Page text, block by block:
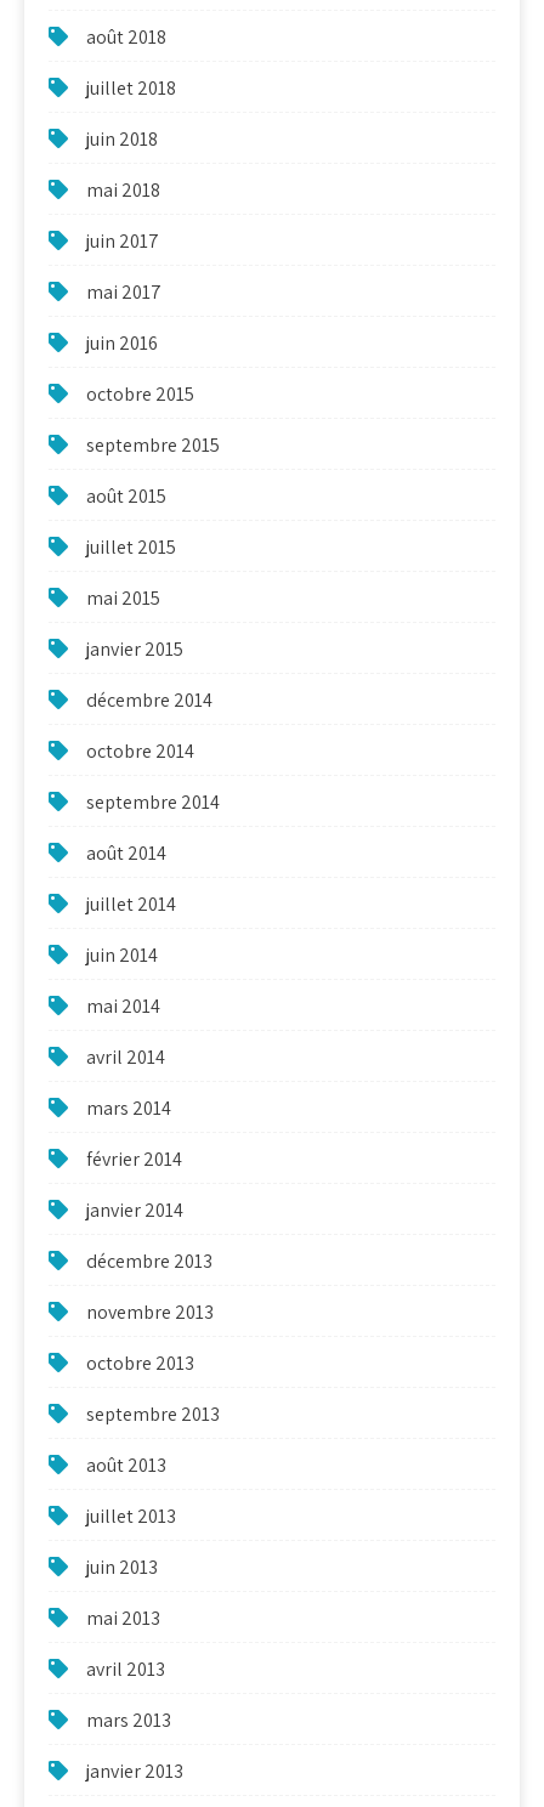
août 2018
juillet 2018
juin 2018
mai 2018
juin 2017
mai 2017
juin 2016
octobre 2015
septembre 2015
août 2015
juillet 2015
mai 2015
janvier 2015
décembre 2014
octobre 2014
septembre 2014
août 2014
juillet 2014
juin 2014
mai 2014
avril 2014
mars 2014
février 2014
janvier 2014
décembre 2013
novembre 2013
octobre 2013
septembre 2013
août 2013
juillet 2013
juin 2013
mai 2013
avril 2013
mars 2013
janvier 2013